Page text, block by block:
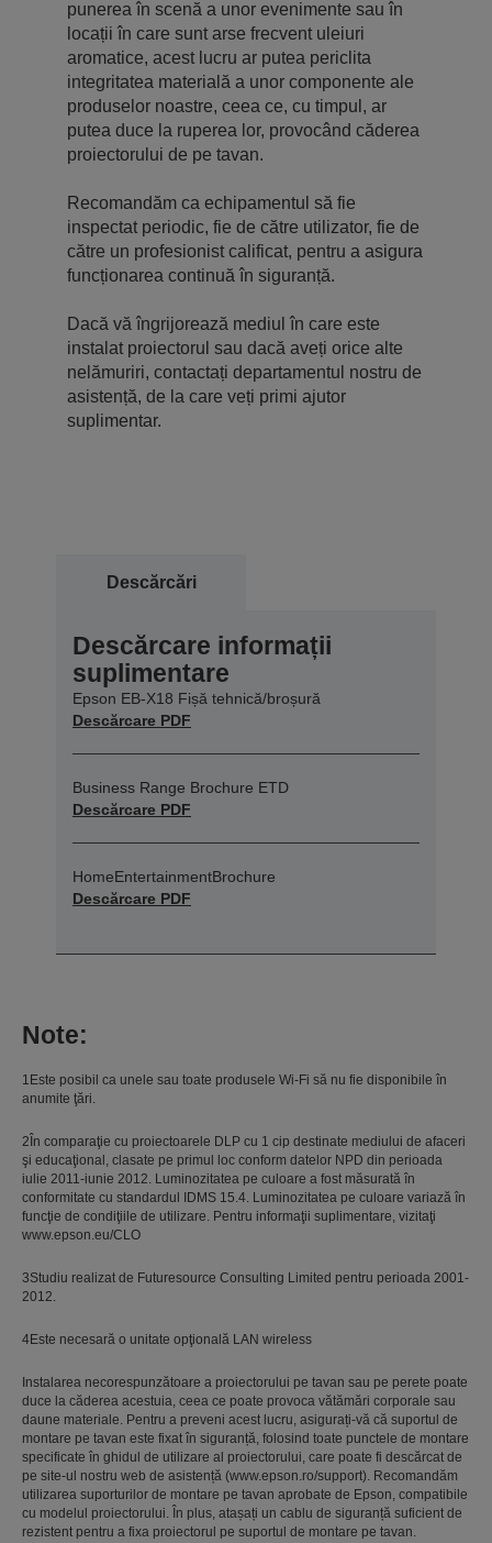
punerea în scenă a unor evenimente sau în
locații în care sunt arse frecvent uleiuri
aromatice, acest lucru ar putea periclita
integritatea materială a unor componente ale
produselor noastre, ceea ce, cu timpul, ar
putea duce la ruperea lor, provocând căderea
proiectorului de pe tavan.
Recomandăm ca echipamentul să fie
inspectat periodic, fie de către utilizator, fie de
către un profesionist calificat, pentru a asigura
funcționarea continuă în siguranță.
Dacă vă îngrijorează mediul în care este
instalat proiectorul sau dacă aveți orice alte
nelămuriri, contactați departamentul nostru de
asistență, de la care veți primi ajutor
suplimentar.
Descărcări
Descărcare informații
suplimentare
Epson EB-X18 Fișă tehnică/broșură
Descărcare PDF
Business Range Brochure ETD
Descărcare PDF
HomeEntertainmentBrochure
Descărcare PDF
Note:
1Este posibil ca unele sau toate produsele Wi-Fi să nu fie disponibile în
anumite ţări.
2În comparaţie cu proiectoarele DLP cu 1 cip destinate mediului de afaceri
şi educaţional, clasate pe primul loc conform datelor NPD din perioada
iulie 2011-iunie 2012. Luminozitatea pe culoare a fost măsurată în
conformitate cu standardul IDMS 15.4. Luminozitatea pe culoare variază în
funcţie de condiţiile de utilizare. Pentru informaţii suplimentare, vizitaţi
www.epson.eu/CLO
3Studiu realizat de Futuresource Consulting Limited pentru perioada 2001-
2012.
4Este necesară o unitate opţională LAN wireless
Instalarea necorespunzătoare a proiectorului pe tavan sau pe perete poate
duce la căderea acestuia, ceea ce poate provoca vătămări corporale sau
daune materiale. Pentru a preveni acest lucru, asigurați-vă că suportul de
montare pe tavan este fixat în siguranță, folosind toate punctele de montare
specificate în ghidul de utilizare al proiectorului, care poate fi descărcat de
pe site-ul nostru web de asistență (www.epson.ro/support). Recomandăm
utilizarea suporturilor de montare pe tavan aprobate de Epson, compatibile
cu modelul proiectorului. În plus, atașați un cablu de siguranță suficient de
rezistent pentru a fixa proiectorul pe suportul de montare pe tavan.